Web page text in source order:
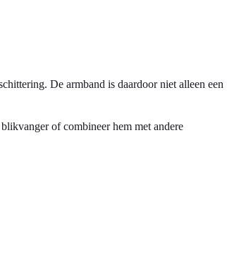
De armband is daardoor niet alleen een
of combineer hem met andere